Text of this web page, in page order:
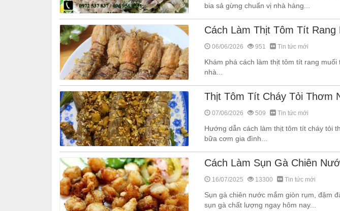
bia sả gừng chuẩn vị nhà hàng...
Cách Làm Thịt Tôm Tít
06/06/2026 951 Tin tức mới
Khám phá cách làm thịt tôm tít rang
nhà...
Thịt Tôm Tít Cháy Tỏi Thơm
07/06/2026 509 Tin tức mới
Hướng dẫn cách làm thịt tôm tít cháy tỏi
bữa cơm gia đình...
Cách Làm Sụn Gà Chiên
16/07/2025 13300 Tin tức mới
Sụn gà chiên nước mắm giòn rụm, đậm
sụn gà chất lượng ngay hôm nay...